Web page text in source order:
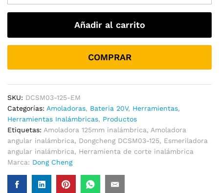
Inalámbrica
Profesional
125EM
|
+
4.0Ah
cantidad
Añadir al carrito
COMPRAR
SKU: DCSM03-125-EM
Categorías: Amoladoras, Bateria 20V, Herramientas,
Herramientas Inalámbricas, Productos
Etiquetas: Amoladora 125mm inalámbrica, Amoladora
angular inalámbrica, Dongcheng DCSM03-125, Esmeriladora
angular inalámbrica, Herramienta de corte inalámbrica
Marca: Dong Cheng